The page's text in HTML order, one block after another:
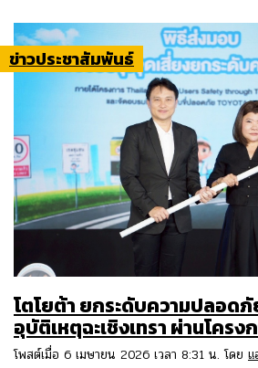
ข่าวประชาสัมพันธ์
โตโยต้า ยกระดับความปลอด
อุบัติเหตุฉะเชิงเทรา ผ่านโครง
โพสต์เมื่อ 6 เมษายน 2026 เวลา 8:31 น. โดย แ